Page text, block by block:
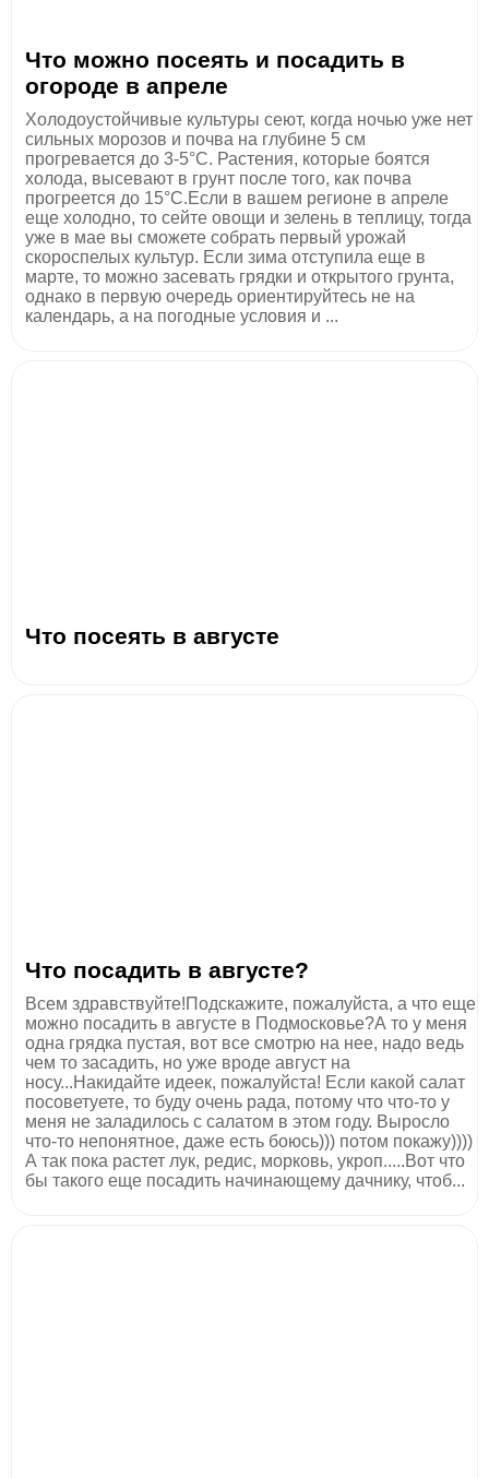
Что можно посеять и посадить в
огороде в апреле
Холодоустойчивые культуры сеют, когда ночью уже нет
сильных морозов и почва на глубине 5 см
прогревается до 3-5°С. Растения, которые боятся
холода, высевают в грунт после того, как почва
прогреется до 15°С.Если в вашем регионе в апреле
еще холодно, то сейте овощи и зелень в теплицу, тогда
уже в мае вы сможете собрать первый урожай
скороспелых культур. Если зима отступила еще в
марте, то можно засевать грядки и открытого грунта,
однако в первую очередь ориентируйтесь не на
календарь, а на погодные условия и ...
Что посеять в августе
Что посадить в августе?
Всем здравствуйте!Подскажите, пожалуйста, а что еще
можно посадить в августе в Подмосковье?А то у меня
одна грядка пустая, вот все смотрю на нее, надо ведь
чем то засадить, но уже вроде август на
носу...Накидайте идеек, пожалуйста! Если какой салат
посоветуете, то буду очень рада, потому что что-то у
меня не заладилось с салатом в этом году. Выросло
что-то непонятное, даже есть боюсь))) потом покажу))))
А так пока растет лук, редис, морковь, укроп.....Вот что
бы такого еще посадить начинающему дачнику, чтоб...